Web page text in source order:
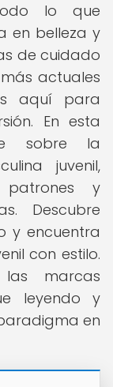
lo que
en belleza y
de cuidado
actuales
aquí para
En esta
sobre la
juvenil,
y
Descubre
y encuentra
con estilo.
las marcas
leyendo y
en